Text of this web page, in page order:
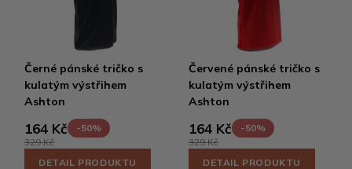
Černé pánské tričko s
kulatým výstřihem
Ashton
164 Kč
-50%
329 Kč
DETAIL PRODUKTU
Červené pánské tričko s
kulatým výstřihem
Ashton
164 Kč
-50%
329 Kč
DETAIL PRODUKTU